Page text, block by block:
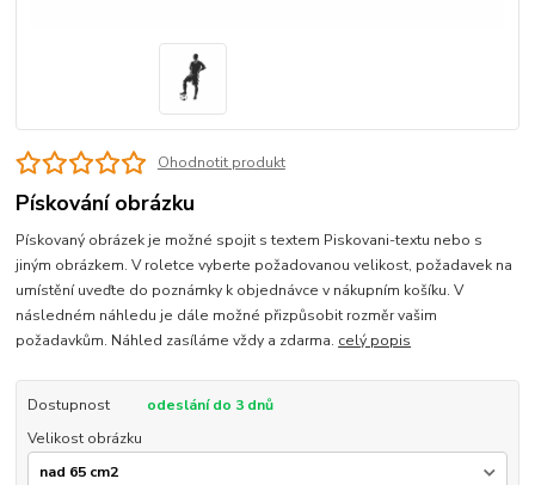
Ohodnotit produkt
Pískování obrázku
Pískovaný obrázek je možné spojit s textem Piskovani-textu nebo s
jiným obrázkem. V roletce vyberte požadovanou velikost, požadavek na
umístění uveďte do poznámky k objednávce v nákupním košíku. V
následném náhledu je dále možné přizpůsobit rozměr vašim
požadavkům. Náhled zasíláme vždy a zdarma. celý popis
Dostupnost
odeslání do 3 dnů
Velikost obrázku